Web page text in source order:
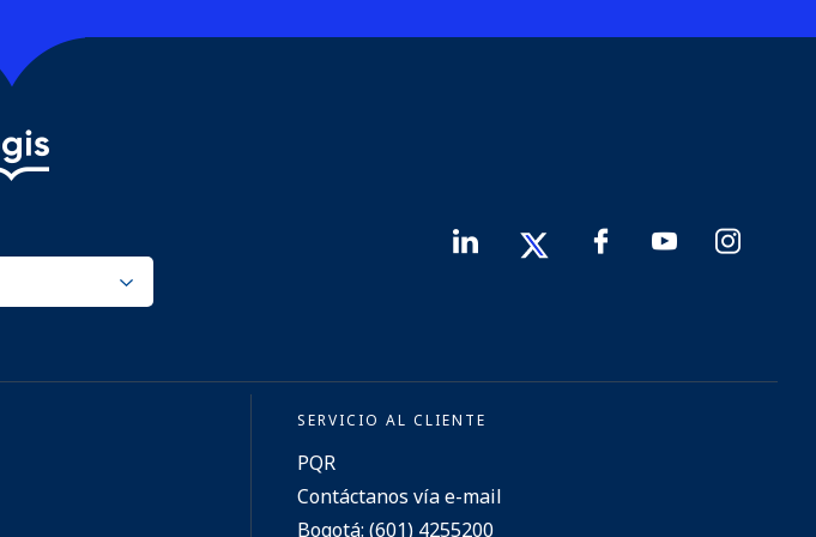
SERVICIO AL CLIENTE
PQR
Contáctanos vía e-mail
Bogotá: (601) 4255200